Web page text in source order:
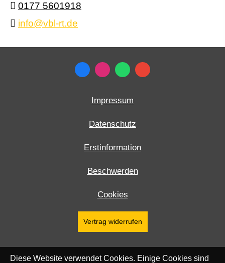
0177 5601918
info@vbl-rt.de
Impressum
Datenschutz
Erstinformation
Beschwerden
Cookies
Vertrag widerrufen
Diese Website verwendet Cookies. Einige Cookies sind